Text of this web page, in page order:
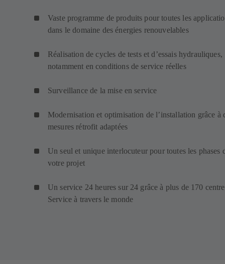
Vaste programme de produits pour toutes les
dans le domaine des énergies renouvelables
Réalisation de cycles de tests et d’essais hydrauliques,
notamment en conditions de service réelles
Surveillance de la mise en service
Modernisation et optimisation de l’installation grâce à
mesures rétrofit adaptées
Un seul et unique interlocuteur pour toutes les phases
votre projet
Un service 24 heures sur 24 grâce à plus de 170
Service à travers le monde